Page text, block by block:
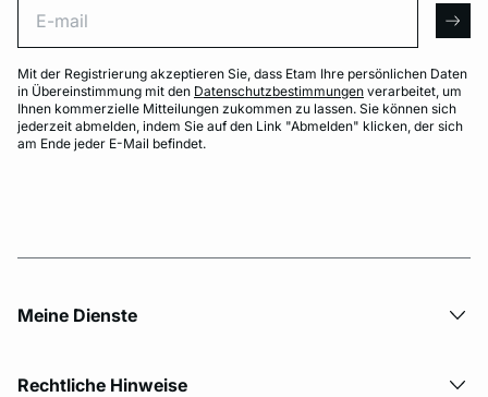
Mit der Registrierung akzeptieren Sie, dass Etam Ihre persönlichen Daten
in Übereinstimmung mit den Datenschutzbestimmungen verarbeitet, um
Ihnen kommerzielle Mitteilungen zukommen zu lassen. Sie können sich
jederzeit abmelden, indem Sie auf den Link "Abmelden" klicken, der sich
am Ende jeder E-Mail befindet.
Meine Dienste
Rechtliche Hinweise